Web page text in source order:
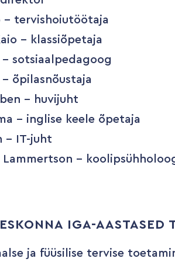
– tervishoiutöötaja
– klassiõpetaja
sotsiaalpedagoog
– õpilasnõustaja
– huvijuht
– inglise keele õpetaja
– IT-juht
Lammertson –
IGA-AASTASED
ja füüsilise tervise